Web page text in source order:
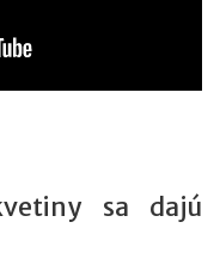
sa dajú